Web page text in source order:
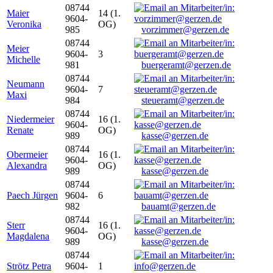
Maier
Veronika
08744
9604-
985
14 (1.
OG)
vorzimmer@gerzen.de
Meier
Michelle
08744
9604-
981
3
buergeramt@gerzen.de
Neumann
Maxi
08744
9604-
984
7
steueramt@gerzen.de
Niedermeier
Renate
08744
9604-
989
16 (1.
OG)
kasse@gerzen.de
Obermeier
Alexandra
08744
9604-
989
16 (1.
OG)
kasse@gerzen.de
Paech Jürgen
08744
9604-
982
6
bauamt@gerzen.de
Sterr
Magdalena
08744
9604-
989
16 (1.
OG)
kasse@gerzen.de
Strötz Petra
08744
9604-
1